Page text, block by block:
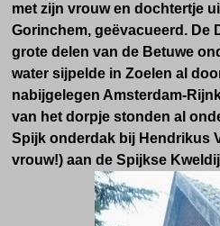
met zijn vrouw en dochtertje
Gorinchem, geëvacueerd. De
grote delen van de Betuwe
water sijpelde in Zoelen al
nabijgelegen Amsterdam-
van het dorpje stonden al
Spijk onderdak bij Hendrikus
vrouw!) aan de Spijkse